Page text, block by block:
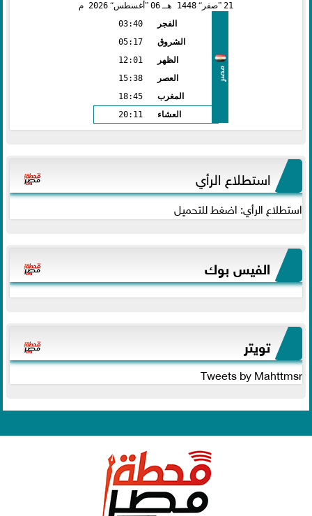
21 صفر 1448 هـ 06 أغسطس 2026 م
مصر
الفجر
03:40
الشروق
05:17
الظهر
12:01
العصر
15:38
المغرب
18:45
العشاء
20:11
استطلاع الرأي
استطلاع الرأي: اضغط للتحميل
الفيس بوك
تويتر
Tweets by Mahttmsr